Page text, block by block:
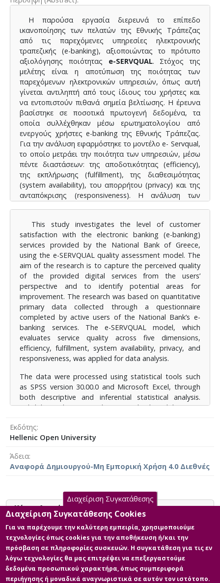
Η παρούσα εργασία διερευνά το επίπεδο
ικανοποίησης των πελατών της Εθνικής Τράπεζας
από τις παρεχόμενες υπηρεσίες ηλεκτρονικής
τραπεζικής (e-banking), αξιοποιώντας το πρότυπο
αξιολόγησης ποιότητας e-SERVQUAL. Στόχος της
μελέτης είναι η αποτύπωση της ποιότητας των
παρεχόμενων ηλεκτρονικών υπηρεσιών, όπως αυτή
γίνεται αντιληπτή από τους ίδιους του χρήστες και
να εντοπιστούν πιθανά σημεία βελτίωσης. Η έρευνα
βασίστηκε σε ποσοτικά πρωτογενή δεδομένα, τα
οποία συλλέχθηκαν μέσω ερωτηματολογίου από
ενεργούς χρήστες e-banking της Εθνικής Τράπεζας.
Για την ανάλυση εφαρμόστηκε το μοντέλο e- Servqual,
το οποίο μετράει την ποιότητα των υπηρεσιών, μέσω
πέντε διαστάσεων: της αποδοτικότητας (efficiency),
της εκπλήρωσης (fulfillment), της διαθεσιμότητας
(system availability), του απορρήτου (privacy) και της
ανταπόκρισης (responsiveness). Η ανάλυση των
Excel, ενώ εφαρμόστηκε περιγραφική ανάλυση και
στατιστική ανάλυση. Υπολογίστηκαν δείκτες
αξιοπιστίας Cronbach’s Alpha, συντελεστές
συσχέτισης με την μέθοδο Pearson, καθώς
εφαρμόστηκε και μέθοδος one way ANOVA για την
εξαγωγή συσχετίσεων και διαφορών.
Τα αποτελέσματα έδειξαν ότι οι πελάτες είναι σε
γενικές γραμμές ικανοποιημένοι από τις ψηφιακές
υπηρεσίες όμως, η διάσταση της ανταπόκρισης
φαίνεται να παρουσιάζει την μεγαλύτερη υστέρηση
σε σχέση με τις άλλες, υποδηλώνοντας την ανάγκη
για άμεσες βελτιώσεις. Από την άλλη, οι διαστάσεις
της εκπλήρωσης, της διαθεσιμότητας και της
με αντιλαμβανόμενη ποιότητα, άρα και την συνολική
ικανοποίηση.
This study investigates the level of customer
satisfaction with the electronic banking (e-banking)
services provided by the National Bank of Greece,
using the e-SERVQUAL quality assessment model. The
aim of the research is to capture the perceived quality
of the provided digital services from the users’
perspective and to identify potential areas for
improvement. The research was based on quantitative
primary data collected through a questionnaire
completed by active users of the National Bank’s e-
banking services. The e-SERVQUAL model, which
evaluates service quality across five dimensions,
efficiency, fulfillment, system availability, privacy, and
responsiveness, was applied for data analysis.
The data were processed using statistical tools such
as SPSS version 30.00.0 and Microsoft Excel, through
both descriptive and inferential statistical analysis.
Reliability indicators such as Cronbach’s Alpha were
and a one-way ANOVA method was applied to identify
relationships and differences.
The results showed that, overall, customers are
generally satisfied with the digital services offered.
indicating the need for immediate improvements in
this area. On the other hand, the dimensions of
fulfillment, system availability, and efficiency
demonstrated a stronger correlation with perceived
quality, and therefore, with overall customer
satisfaction.
Εκδότης
Hellenic Open University
Άδεια
Αναφορά Δημιουργού-Μη Εμπορική Χρήση 4.0 Διεθνές
Κύρια Αρχεία Διατριβής
Κύριο Μέρος της Διπλωματικής
Περιγραφή: Η ΕΠΙΔΡΑΣΗ ΤΩΝ
ΔΙΑΣΤΑΣΕΩΝ ΤΗΣ ΠΟΙΟΤΗΤΑΣ
ΤΩΝ ΗΛΕΚΤΡΟΝΙΚΩΝ ΥΠΗΡΕΣΙΩΝ
ΣΤΗΝ ΙΚΑΝΟΠΟΙΗΣΗ ΤΩΝ
Διαχείριση Συγκατάθεσης
Διαχείριση Συγκατάθεσης Cookies
Για να παρέχουμε την καλύτερη εμπειρία, χρησιμοποιούμε
τεχνολογίες όπως cookies για την αποθήκευση ή/και την
πρόσβαση σε πληροφορίες συσκευών. Η συγκατάθεση για τις εν
λόγω τεχνολογίες θα μας επιτρέψει να επεξεργαστούμε
δεδομένα προσωπικού χαρακτήρα, όπως συμπεριφορά
περιήγησης ή μοναδικά αναγνωριστικά σε αυτόν τον ιστότοπο.